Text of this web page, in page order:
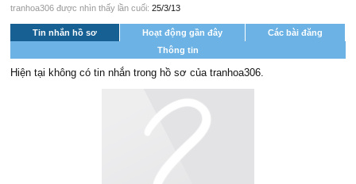
tranhoa306 được nhìn thấy lần cuối: 25/3/13
Tin nhắn hồ sơ Hoạt động gần đây
Các bài đăng
Thông tin
Hiện tại không có tin nhắn trong hồ sơ của tranhoa306.